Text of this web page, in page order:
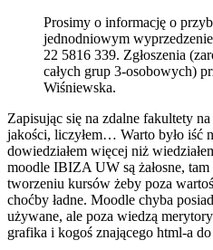
Prosimy o informację o
jednodniowym
22 5816 339. Zgłoszenia
całych grup 3-osobowych)
Wiśniewska.
Zapisując się na zdalne fakultety
jakości, liczyłem… Warto było iść
dowiedziałem więcej niż
moodle IBIZA UW są żałosne,
tworzeniu kursów żeby poza
choćby ładne. Moodle chyba
używane, ale poza wiedzą
grafika i kogoś znającego html-a